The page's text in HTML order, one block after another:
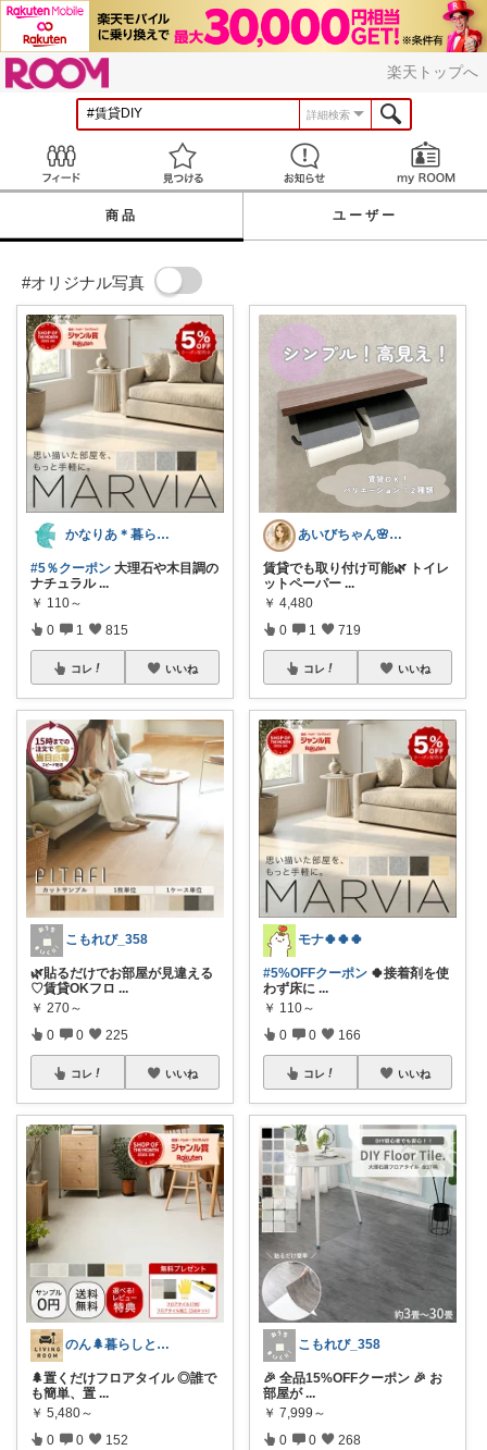
楽天トップへ
詳細検索
見つける お知らせ
商品 ユーザー
#オリジナル写真
かなりあ＊暮らしのマルシェ
#5％クーポン 大理石や木目調の
ナチュラル ...
￥ 110～
0 1 815
コレ いいね
こもれび_358
🌿貼るだけでお部屋が見違える
♡賃貸OKフロ ...
￥ 270～
0 0 225
コレ いいね
のん🌲暮らしと家具
🌲置くだけフロアタイル ◎誰で
も簡単、置 ...
￥ 5,480～
0 0 152
あいびちゃん🌸２児mama
賃貸でも取り付け可能🌿 トイレ
ットペーパー ...
￥ 4,480
0 1 719
コレ いいね
モナ🍀🍀🍀
#5%OFFクーポン 🍀接着剤を使
わず床に ...
￥ 110～
0 0 166
コレ いいね
こもれび_358
🎉 全品15%OFFクーポン 🎉 お
部屋が ...
￥ 7,999～
0 0 268